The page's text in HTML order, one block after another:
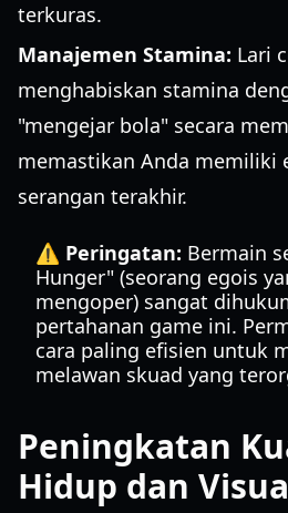
terkuras.
Manajemen Stamina: Lari
menghabiskan stamina
"mengejar bola" secara
memastikan Anda memiliki
serangan terakhir.
⚠️ Peringatan: Bermain
Hunger" (seorang egois
mengoper) sangat
pertahanan game ini.
cara paling efisien untuk
melawan skuad yang
Peningkatan
Hidup dan